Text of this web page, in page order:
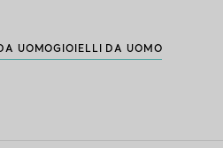
UOMOGIOIELLI DA UOMO